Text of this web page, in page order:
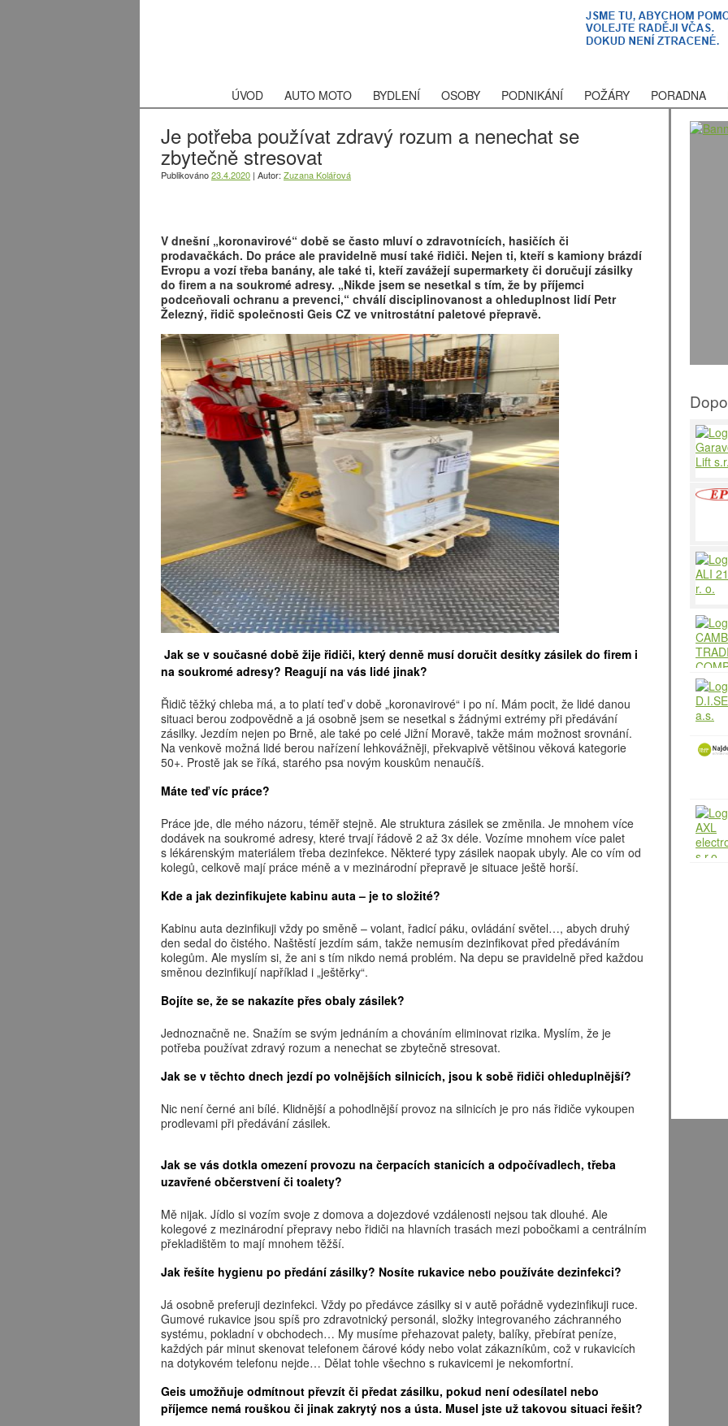
ÚVOD AUTO MOTO BYDLENÍ OSOBY PODNIKÁNÍ POŽÁRY PORADNA
Je potřeba používat zdravý rozum a nenechat se
zbytečně stresovat
Publikováno23.4.2020 | Autor: Zuzana Kolářová
V dnešní „koronavirové“ době se často mluví o zdravotnících, hasičích či
prodavačkách. Do práce ale pravidelně musí také řidiči. Nejen ti, kteří s kamiony brázdí
Evropu a vozí třeba banány, ale také ti, kteří zavážejí supermarkety či doručují zásilky
do firem a na soukromé adresy. „Nikde jsem se nesetkal s tím, že by příjemci
podceňovali ochranu a prevenci,“ chválí disciplinovanost a ohleduplnost lidí Petr
Železný, řidič společnosti Geis CZ ve vnitrostátní paletové přepravě.
Jak se v současné době žije řidiči, který denně musí doručit desítky zásilek do firem i
na soukromé adresy? Reagují na vás lidé jinak?
Řidič těžký chleba má, a to platí teď v době „koronavirové“ i po ní. Mám pocit, že lidé danou
situaci berou zodpovědně a já osobně jsem se nesetkal s žádnými extrémy při předávání
zásilky. Jezdím nejen po Brně, ale také po celé Jižní Moravě, takže mám možnost srovnání.
Na venkově možná lidé berou nařízení lehkovážněji, překvapivě většinou věková kategorie
50+. Prostě jak se říká, starého psa novým kouskům nenaučíš.
Máte teď víc práce?
Práce jde, dle mého názoru, téměř stejně. Ale struktura zásilek se změnila. Je mnohem více
dodávek na soukromé adresy, které trvají řádově 2 až 3x déle. Vozíme mnohem více palet
s lékárenským materiálem třeba dezinfekce. Některé typy zásilek naopak ubyly. Ale co vím od
kolegů, celkově mají práce méně a v mezinárodní přepravě je situace ještě horší.
Kde a jak dezinfikujete kabinu auta – je to složité?
Kabinu auta dezinfikuji vždy po směně – volant, řadicí páku, ovládání světel…, abych druhý
den sedal do čistého. Naštěstí jezdím sám, takže nemusím dezinfikovat před předáváním
kolegům. Ale myslím si, že ani s tím nikdo nemá problém. Na depu se pravidelně před každou
směnou dezinfikují například i „ještěrky“.
Bojíte se, že se nakazíte přes obaly zásilek?
Jednoznačně ne. Snažím se svým jednáním a chováním eliminovat rizika. Myslím, že je
potřeba používat zdravý rozum a nenechat se zbytečně stresovat.
Jak se v těchto dnech jezdí po volnějších silnicích, jsou k sobě řidiči ohleduplnější?
Nic není černé ani bílé. Klidnější a pohodlnější provoz na silnicích je pro nás řidiče vykoupen
prodlevami při předávání zásilek.
Jak se vás dotkla omezení provozu na čerpacích stanicích a odpočívadlech, třeba
uzavřené občerstvení či toalety?
Mě nijak. Jídlo si vozím svoje z domova a dojezdové vzdálenosti nejsou tak dlouhé. Ale
kolegové z mezinárodní přepravy nebo řidiči na hlavních trasách mezi pobočkami a centrálním
překladištěm to mají mnohem těžší.
Jak řešíte hygienu po předání zásilky? Nosíte rukavice nebo používáte dezinfekci?
Já osobně preferuji dezinfekci. Vždy po předávce zásilky si v autě pořádně vydezinfikuji ruce.
Gumové rukavice jsou spíš pro zdravotnický personál, složky integrovaného záchranného
systému, pokladní v obchodech… My musíme přehazovat palety, balíky, přebírat peníze,
každých pár minut skenovat telefonem čárové kódy nebo volat zákazníkům, což v rukavicích
na dotykovém telefonu nejde… Dělat tohle všechno s rukavicemi je nekomfortní.
Geis umožňuje odmítnout převzít či předat zásilku, pokud není odesílatel nebo
příjemce nemá rouškou či jinak zakrytý nos a ústa. Musel jste už takovou situaci řešit?